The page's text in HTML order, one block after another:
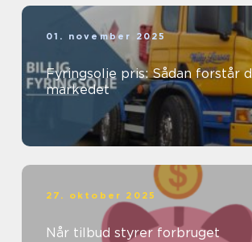
01. november 2025
Fyringsolie pris: Sådan forstår
markedet
27. oktober 2025
Når tilbud styrer forbruget